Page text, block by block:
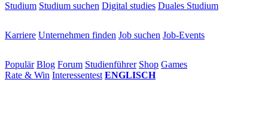
Studium Studium suchen Digital studies Duales Studium
Karriere Unternehmen finden Job suchen Job-Events
Populär Blog Forum Studienführer Shop Games
Rate & Win Interessentest ENGLISCH